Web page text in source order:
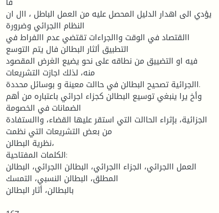
يؤدي الى اهدار الدليل المحصل عليه من العمل الباطل ، اال ان
النظام االجرائي وضرورة
االقتصاد في الوقت واالجراءات تقتضي عدم االفراط في
التطبيق ألثار البطالن فال يتم التوسع
فيه او التضييق من نطاقه على نحو يضيع الغرض المقصود
منه، لذلك اجازت التشريعات
االجرائية تصحيح البطالن في حاالت معينة و بوسائل محددة.
وأخ يرا ينبغي توسيع البطالن كجزاء اجرائي باعتباره من أهم
الضمانات في الخصومة
الجزائية، بإثراء الحاالت التي استقر عليها القضاء، واالستفادة
من بعض التشريعات التي نظمت
نظرية البطالن،
الكلمات المفتاحية:
العمل االجرائي، الجزاء االجرائي، البطالن االجرائي، البطالن
المطلق، البطالن النسبي، التمسك
بالبطالن، أثار البطالن